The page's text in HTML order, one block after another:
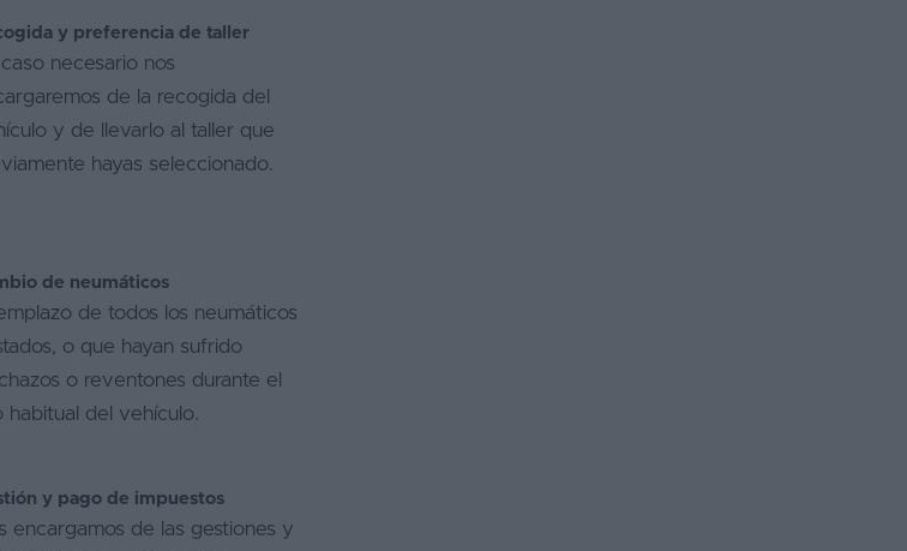
y preferencia de taller
caso necesario nos
de la recogida del
y de llevarlo al taller que
hayas seleccionado.
de neumáticos
de todos los neumáticos
o que hayan sufrido
o reventones durante el
habitual del vehículo.
y pago de impuestos
encargamos de las gestiones y